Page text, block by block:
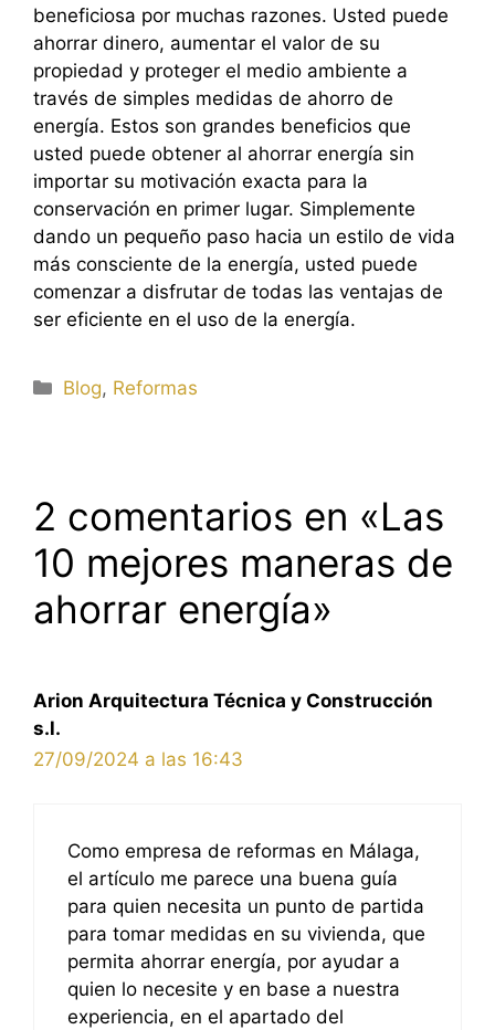
beneficiosa por muchas razones. Usted puede
ahorrar dinero, aumentar el valor de su
propiedad y proteger el medio ambiente a
través de simples medidas de ahorro de
energía. Estos son grandes beneficios que
usted puede obtener al ahorrar energía sin
importar su motivación exacta para la
conservación en primer lugar. Simplemente
dando un pequeño paso hacia un estilo de vida
más consciente de la energía, usted puede
comenzar a disfrutar de todas las ventajas de
ser eficiente en el uso de la energía.
Categorías
Blog, Reformas
2 comentarios en «Las
10 mejores maneras de
ahorrar energía»
Arion Arquitectura Técnica y Construcción
s.l.
27/09/2024 a las 16:43
Como empresa de reformas en Málaga,
el artículo me parece una buena guía
para quien necesita un punto de partida
para tomar medidas en su vivienda, que
permita ahorrar energía, por ayudar a
quien lo necesite y en base a nuestra
experiencia, en el apartado del